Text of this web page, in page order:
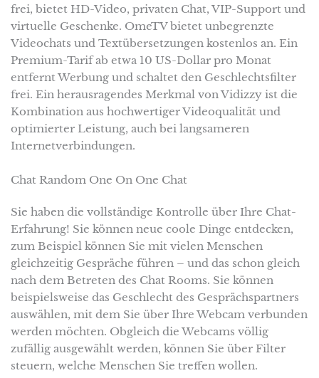
frei, bietet HD-Video, privaten Chat, VIP-Support und
virtuelle Geschenke. OmeTV bietet unbegrenzte
Videochats und Textübersetzungen kostenlos an. Ein
Premium-Tarif ab etwa 10 US-Dollar pro Monat
entfernt Werbung und schaltet den Geschlechtsfilter
frei. Ein herausragendes Merkmal von Vidizzy ist die
Kombination aus hochwertiger Videoqualität und
optimierter Leistung, auch bei langsameren
Internetverbindungen.
Chat Random One On One Chat
Sie haben die vollständige Kontrolle über Ihre Chat-
Erfahrung! Sie können neue coole Dinge entdecken,
zum Beispiel können Sie mit vielen Menschen
gleichzeitig Gespräche führen – und das schon gleich
nach dem Betreten des Chat Rooms. Sie können
beispielsweise das Geschlecht des Gesprächspartners
auswählen, mit dem Sie über Ihre Webcam verbunden
werden möchten. Obgleich die Webcams völlig
zufällig ausgewählt werden, können Sie über Filter
steuern, welche Menschen Sie treffen wollen.